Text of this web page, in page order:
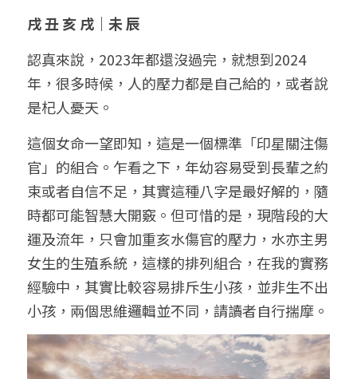
戌 丑 亥 戌｜未 辰
認真來說，2023年都還沒過完，就想到2024
年，很多時候，人的壓力都是自己給的，或者說
是杞人憂天。
這個女命一望即知，這是一個標準「印星關注傷
官」的組合。乍看之下，年幼容易受到長輩之約
束或者自信不足，其實這種八字是最好解的，隨
時都可能智慧大開竅。但可惜的是，現階段的大
運及流年，只會加重亥水傷官的壓力，水亦主男
女生的生殖系統，這樣的排列組合，在我的實務
經驗中，其實比較容易排斥生小孩，並非生不出
小孩，兩個思維邏輯並不同，請讀者自行揣摩。